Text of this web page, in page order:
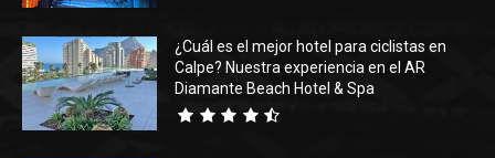
¿Cuál es el mejor hotel para ciclistas en
Calpe? Nuestra experiencia en el AR
Diamante Beach Hotel & Spa